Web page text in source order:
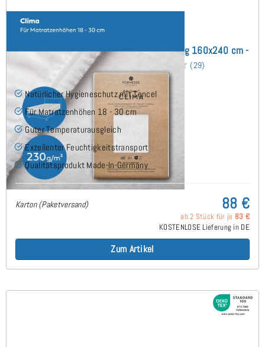
Bella Donna Clima (bis 30cm) Schonbezug 160x240 cm -
Sonderanfertigung
(29)
Natürlicher Hygieneschutz mit Tencel
Für Matratzenhöhen 18 - 30 cm
Guter Temperaturausgleich
Exzellenter Feuchtigkeitstransport
Qualitätsprodukt Made-In-Germany
Karton (Paketversand) 88 €
ab 2 Stück für je 83 €
KOSTENLOSE Lieferung in DE
Zum Artikel